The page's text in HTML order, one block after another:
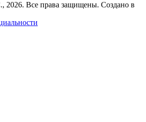
Все права защищены. Создано в